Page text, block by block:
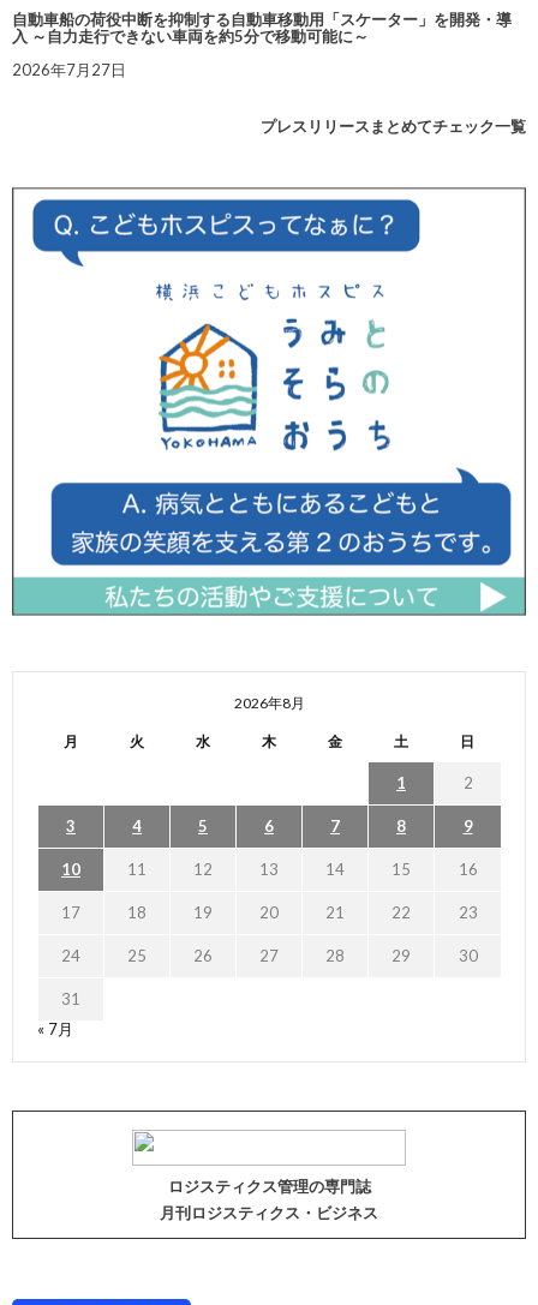
自動車船の荷役中断を抑制する自動車移動用「スケーター」を開発・導
入 ～自力走行できない車両を約5分で移動可能に～
2026年7月27日
プレスリリースまとめてチェック一覧
2026年8月
月 火 水 木 金 土 日
1 2
3 4 5 6 7 8 9
10 11 12 13 14 15 16
17 18 19 20 21 22 23
24 25 26 27 28 29 30
31
« 7月
ロジスティクス管理の専門誌
月刊ロジスティクス・ビジネス